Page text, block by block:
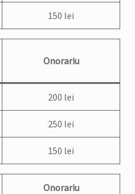
150 lei
Onorariu
200 lei
250 lei
150 lei
Onorariu